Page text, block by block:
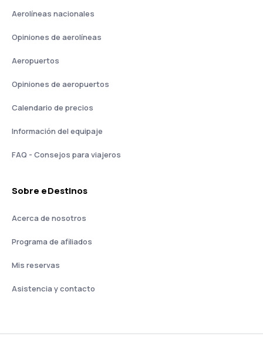
Aerolíneas nacionales
Opiniones de aerolíneas
Aeropuertos
Opiniones de aeropuertos
Calendario de precios
Información del equipaje
FAQ - Consejos para viajeros
Sobre eDestinos
Acerca de nosotros
Programa de afiliados
Mis reservas
Asistencia y contacto